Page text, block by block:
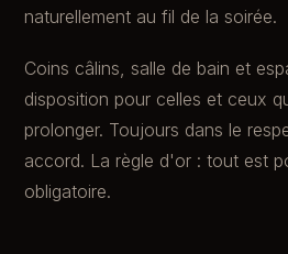
naturellement au fil de la soirée.
Coins câlins, salle de bain et
disposition pour celles et ceux
prolonger. Toujours dans le
accord. La règle d'or : tout est
obligatoire.